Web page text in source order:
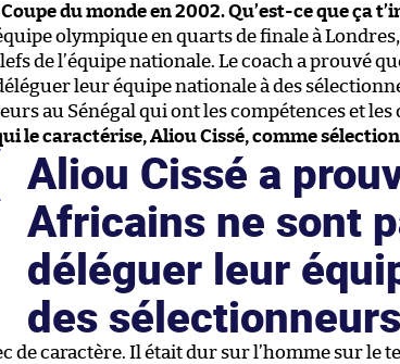
du monde en 2002. Qu’est-ce que ça
olympique en quarts de finale à Londres,
de l’équipe nationale. Le coach a prouvé
leur équipe nationale à des
au Sénégal qui ont les compétences et
le caractérise, Aliou Cissé, comme
Aliou Cissé a
Africains ne sont
déléguer leur
des
de caractère. Il était dur sur l’homme sur le